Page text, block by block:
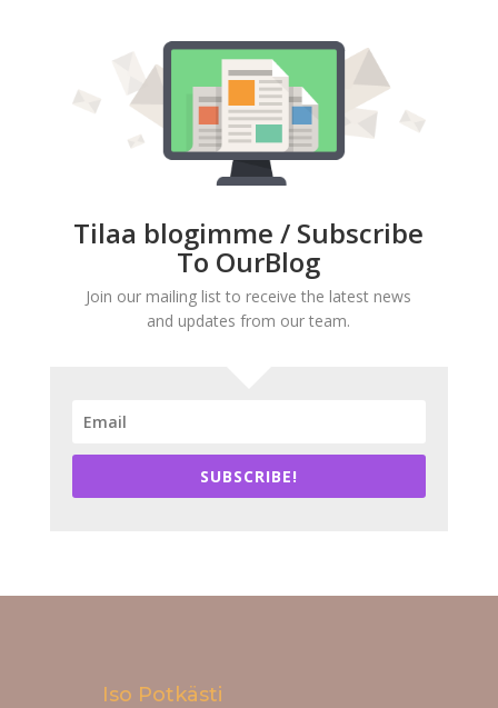
Tilaa blogimme / Subscribe
To OurBlog
Join our mailing list to receive the latest news
and updates from our team.
SUBSCRIBE!
Iso Potkästi